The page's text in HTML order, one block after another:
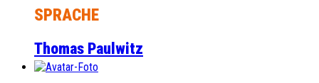
SPRACHE
Thomas Paulwitz